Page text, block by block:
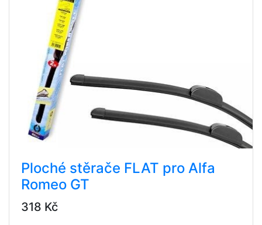
Ploché stěrače FLAT pro Alfa
Romeo GT
318 Kč